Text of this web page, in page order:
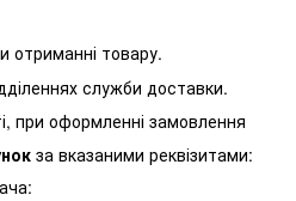
отриманні товару.
служби доставки.
при оформленні замовлення
за вказаними реквізитами: